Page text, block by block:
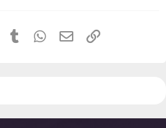
Pinterest
Tumblr WhatsApp
E-postaLink